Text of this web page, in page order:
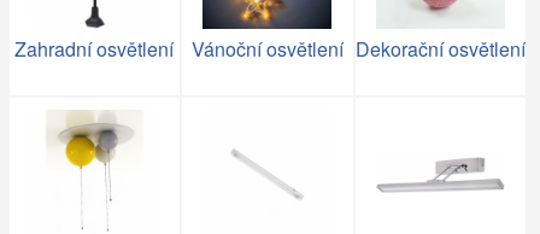
Zahradní osvětlení Vánoční osvětlení Dekorační osvětlení